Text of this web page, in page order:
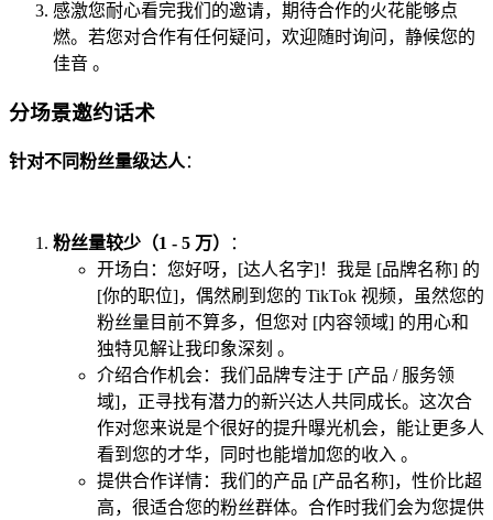
感激您耐心看完我们的邀请，期待合作的火花能够点
燃。若您对合作有任何疑问，欢迎随时询问，静候您的
佳音 。
分场景邀约话术
针对不同粉丝量级达人 ：
粉丝量较少（1 - 5 万）
：
开场白：您好呀，[达人名字]！我是 [品牌名称] 的
[你的职位]，偶然刷到您的 TikTok 视频，虽然您的
粉丝量目前不算多，但您对 [内容领域] 的用心和
独特见解让我印象深刻 。
介绍合作机会：我们品牌专注于 [产品 / 服务领
域]，正寻找有潜力的新兴达人共同成长。这次合
作对您来说是个很好的提升曝光机会，能让更多人
看到您的才华，同时也能增加您的收入 。
提供合作详情：我们的产品 [产品名称]，性价比超
高，很适合您的粉丝群体。合作时我们会为您提供